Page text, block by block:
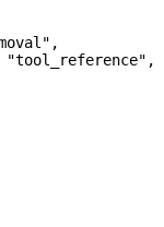
,
"tool_reference" ,